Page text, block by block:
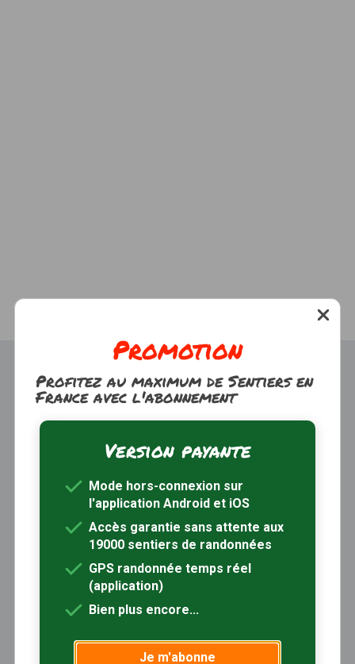
Trouver une randonnée À propos
Inscription / Connexion
Abonnement Rando+ Calendrier randos
Sites partenaires Contactez-nous
Sentiers-en-France, grâce aux nombreux circuits de
- les spécificités des terroirs (sites et milieux naturels,
patrimoine …)
Promotion
Profitez au maximum de Sentiers en
France avec l'abonnement
Version payante
Mode hors-connexion sur
l'application Android et iOS
Accès garantie sans attente aux
19000 sentiers de randonnées
GPS randonnée temps réel
(application)
Bien plus encore...
Je m'abonne